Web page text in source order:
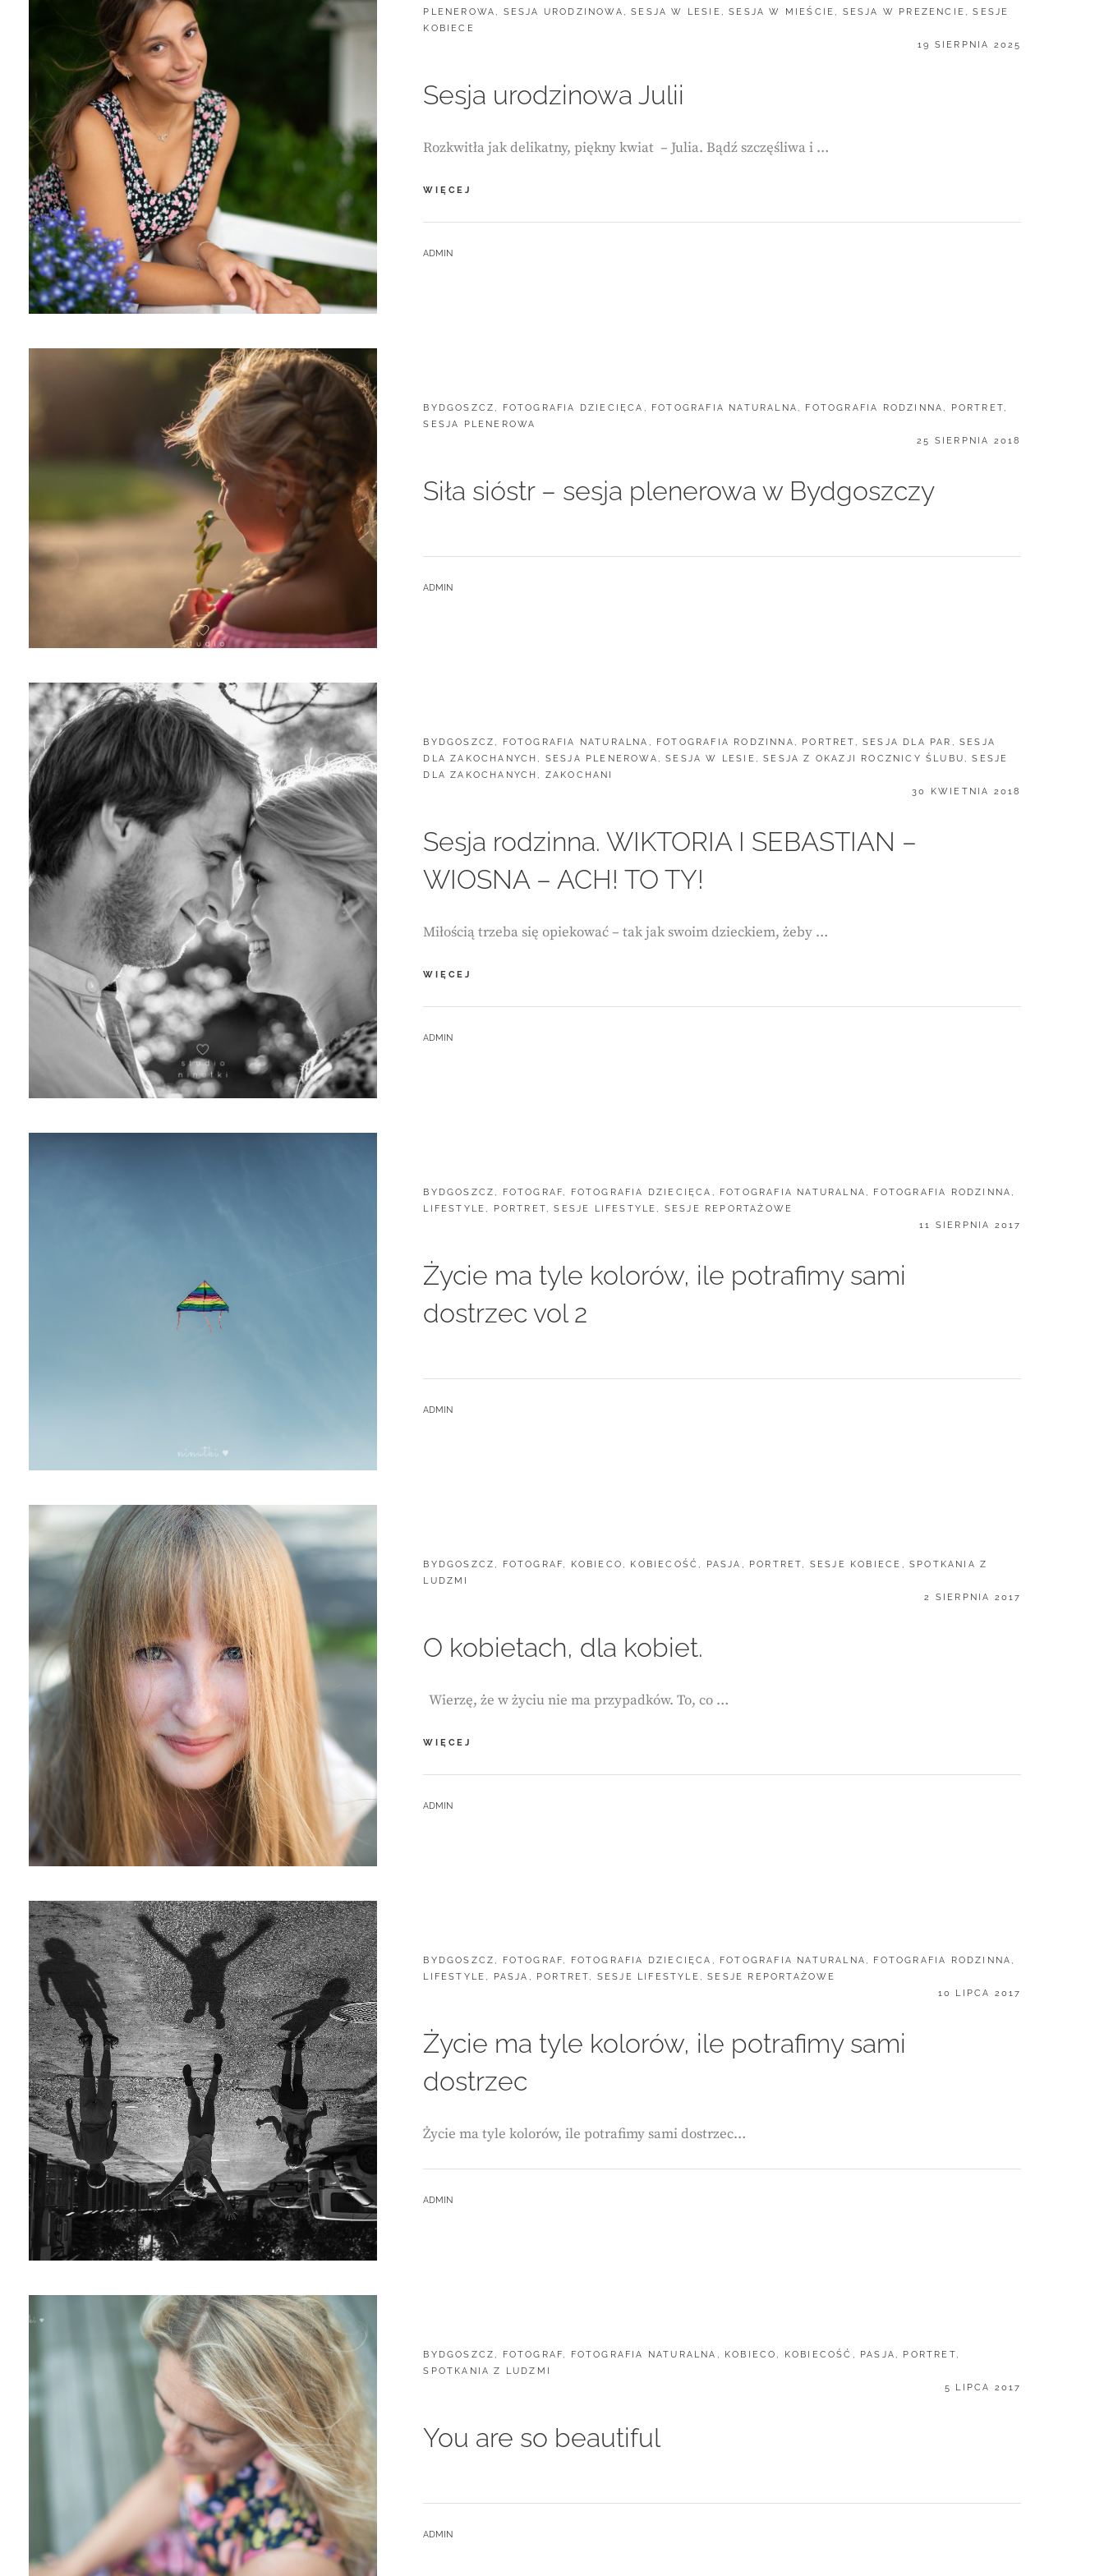
PLENEROWA , SESJA URODZINOWA ,SESJA W LESIE ,SESJA W MIEŚCIE , SESJA W PREZENCIE ,SESJE
KOBIECE
POSTED
19 SIERPNIA 2025
Sesja urodzinowa Julii
Rozkwitła jak delikatny, piękny kwiat – Julia. Bądź szczęśliwa i …
WIĘCEJ
JULII
BY
ADMIN
CATEGORIES:
BYDGOSZCZ , FOTOGRAFIA DZIECIĘCA , FOTOGRAFIA NATURALNA , FOTOGRAFIA RODZINNA , PORTRET,
SESJA PLENEROWA
POSTED
25 SIERPNIA 2018
Siła sióstr – sesja plenerowa w Bydgoszczy
BY
ADMIN
CATEGORIES:
BYDGOSZCZ , FOTOGRAFIA NATURALNA , FOTOGRAFIA RODZINNA , PORTRET ,SESJA DLA PAR ,SESJA
DLA ZAKOCHANYCH , SESJA PLENEROWA ,SESJA W LESIE ,SESJA Z OKAZJI ROCZNICY ŚLUBU ,SESJE
DLA ZAKOCHANYCH , ZAKOCHANI
POSTED
30 KWIETNIA 2018
Sesja rodzinna. WIKTORIA I SEBASTIAN –
WIOSNA – ACH! TO TY!
Miłością trzeba się opiekować – tak jak swoim dzieckiem, żeby …
WIĘCEJ
WIKTORIA
BY
ADMIN
CATEGORIES:
BYDGOSZCZ , FOTOGRAF, FOTOGRAFIA DZIECIĘCA , FOTOGRAFIA NATURALNA , FOTOGRAFIA RODZINNA ,
LIFESTYLE , PORTRET,SESJE LIFESTYLE , SESJE REPORTAŻOWE
POSTED
11 SIERPNIA 2017
Życie ma tyle kolorów, ile potrafimy sami
dostrzec vol 2
BY
ADMIN
CATEGORIES:
BYDGOSZCZ , FOTOGRAF, KOBIECO , KOBIECOŚĆ , PASJA , PORTRET, SESJE KOBIECE , SPOTKANIA Z
LUDZMI
POSTED
2 SIERPNIA 2017
O kobietach, dla kobiet.
Wierzę, że w życiu nie ma przypadków. To, co …
WIĘCEJ
DLA
BY
ADMIN
CATEGORIES:
BYDGOSZCZ , FOTOGRAF, FOTOGRAFIA DZIECIĘCA , FOTOGRAFIA NATURALNA , FOTOGRAFIA RODZINNA ,
LIFESTYLE , PASJA , PORTRET, SESJE LIFESTYLE ,SESJE REPORTAŻOWE
POSTED
10 LIPCA 2017
Życie ma tyle kolorów, ile potrafimy sami
dostrzec
Życie ma tyle kolorów, ile potrafimy sami dostrzec…
BY
ADMIN
CATEGORIES:
BYDGOSZCZ , FOTOGRAF, FOTOGRAFIA NATURALNA , KOBIECO , KOBIECOŚĆ , PASJA , PORTRET,
SPOTKANIA Z LUDZMI
POSTED
5 LIPCA 2017
You are so beautiful
BY
ADMIN